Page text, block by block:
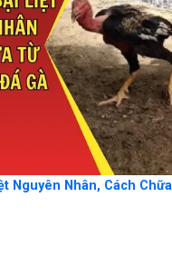
Nguyên Nhân, Cách